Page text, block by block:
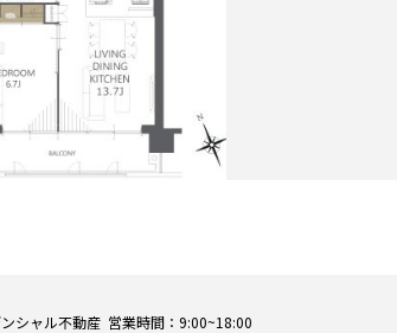
シャル不動産 営業時間：9:00~18:00